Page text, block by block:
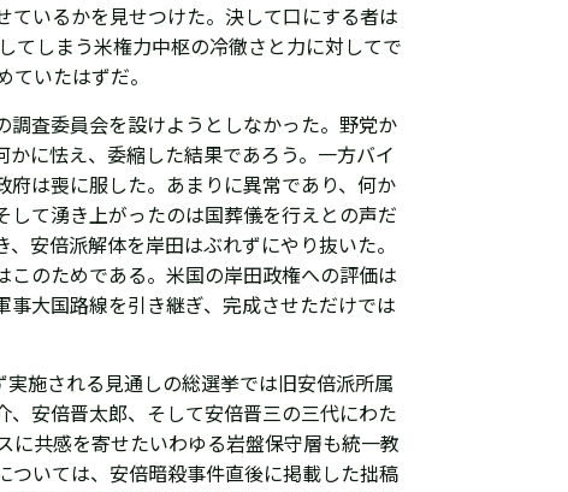
ているかを見せつけた。決して口にする者は
てしまう米権力中枢の冷徹さと力に対してで
いたはずだ。
査委員会を設けようとしなかった。野党か
に怯え、委縮した結果であろう。一方バイ
は喪に服した。あまりに異常であり、何か
て湧き上がったのは国葬儀を行えとの声だ
安倍派解体を岸田はぶれずにやり抜いた。
このためである。米国の岸田政権への評価は
大国路線を引き継ぎ、完成させただけでは
実施される見通しの総選挙では旧安倍派所属
、安倍晋太郎、そして安倍晋三の三代にわた
に共感を寄せたいわゆる岩盤保守層も統一教
ついては、安倍暗殺事件直後に掲載した拙稿